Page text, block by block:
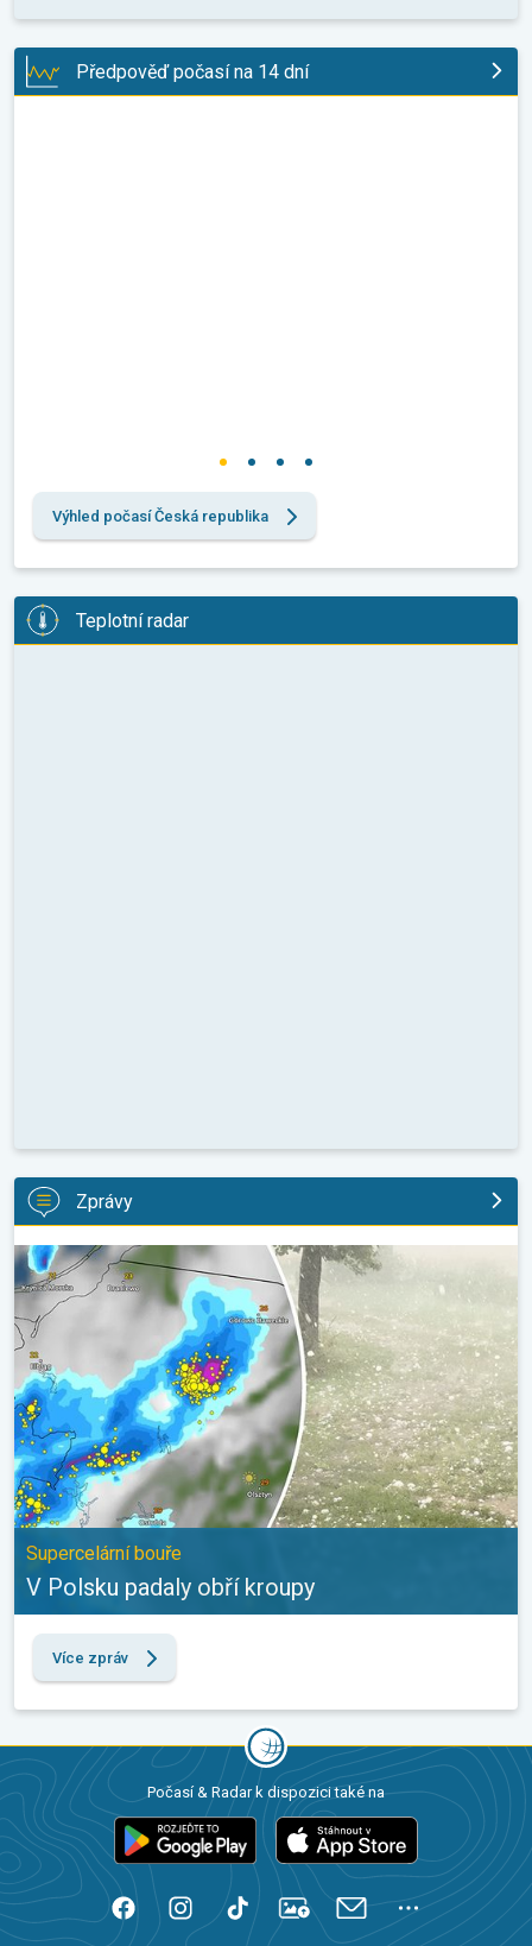
Předpověď počasí na 14 dní
Výhled počasí Česká republika
Teplotní radar
Zprávy
V Polsku padaly obří kroupy. Supercelární bouře. . .
Supercelární bouře
V Polsku padaly obří kroupy
Více zpráv
Počasí & Radar k dispozici také na